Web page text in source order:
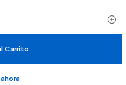
Carrito